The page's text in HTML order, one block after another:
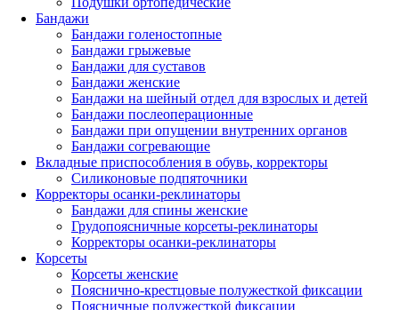
Бандажи
Бандажи голеностопные
Бандажи грыжевые
Бандажи для суставов
Бандажи женские
Бандажи на шейный отдел для взрослых и детей
Бандажи послеоперационные
Бандажи при опущении внутренних органов
Бандажи согревающие
Вкладные приспособления в обувь, корректоры
Силиконовые подпяточники
Корректоры осанки-реклинаторы
Бандажи для спины женские
Грудопоясничные корсеты-реклинаторы
Корректоры осанки-реклинаторы
Корсеты
Корсеты женские
Пояснично-крестцовые полужесткой фиксации
Поясничные полужесткой фиксации